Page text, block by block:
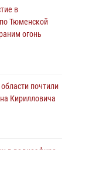
в
Тюменской
огонь
почтили
Кирилловича
в радиоэфире